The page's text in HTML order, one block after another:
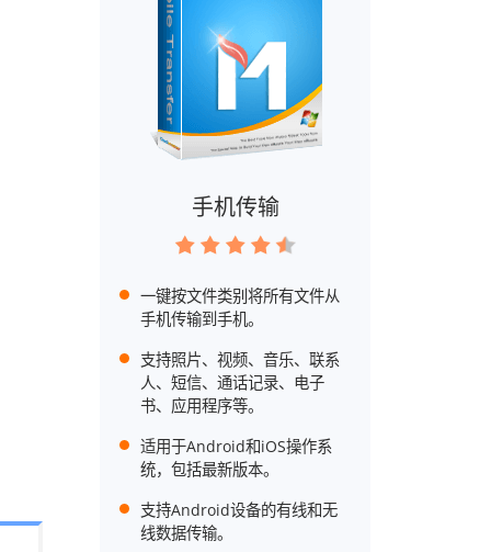
手机传输
一键按文件类别将所有文件从
手机传输到手机。
支持照片、视频、音乐、联系
人、短信、通话记录、电子
书、应用程序等。
适用于Android和iOS操作系
统，包括最新版本。
支持Android设备的有线和无
线数据传输。